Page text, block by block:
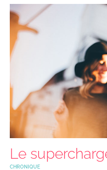
Le
CHRONIQUE